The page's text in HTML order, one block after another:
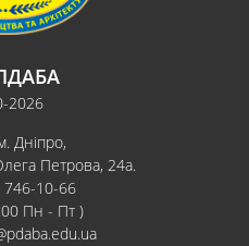
2026
Дніпро,
Петрова, 24а.
746-10-66
Пн - Пт )